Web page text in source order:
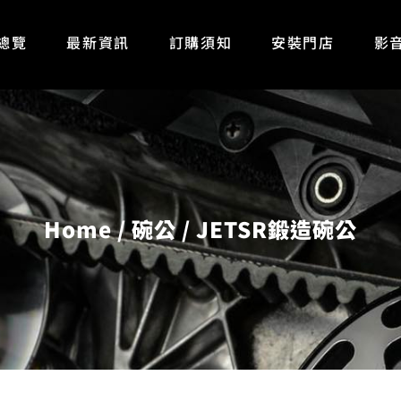
覽 最新資訊 訂購須知 安裝門店 影
Home 碗公 JETSR鍛造碗公